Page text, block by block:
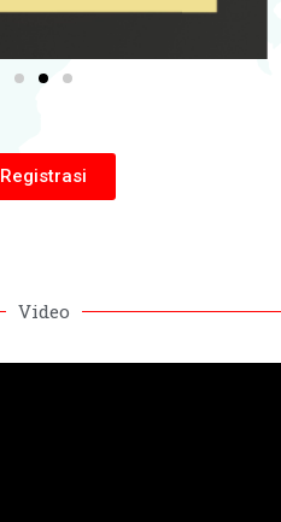
Registrasi
Video